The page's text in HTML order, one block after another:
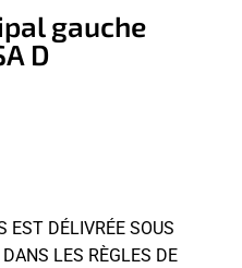
gauche
D
EST DÉLIVRÉE SOUS
LES RÈGLES DE